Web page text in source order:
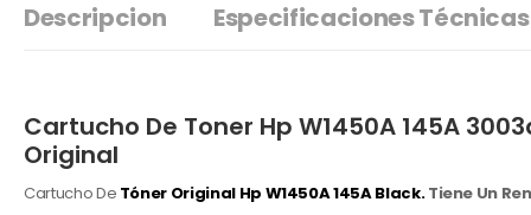
Descripcion Especificaciones Técnicas
Cartucho De Toner Hp W1450A 145A
Original
Cartucho De Tóner Original Hp W1450A 145A Black.Tiene Un